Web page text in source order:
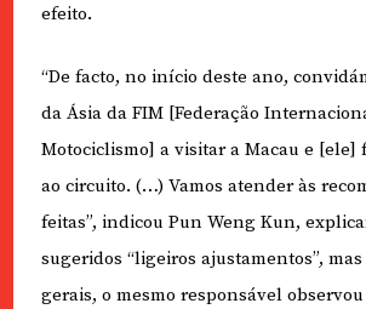
efeito.
“De facto, no início deste ano,
da Ásia da FIM [Federação
Motociclismo] a visitar a Macau e [ele]
ao circuito. (…) Vamos atender às
feitas”, indicou Pun Weng Kun,
sugeridos “ligeiros ajustamentos”,
gerais, o mesmo responsável observou